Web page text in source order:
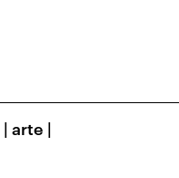
| arte |